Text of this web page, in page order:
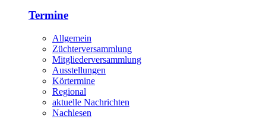
Termine
Allgemein
Züchterversammlung
Mitgliederversammlung
Ausstellungen
Körtermine
Regional
aktuelle Nachrichten
Nachlesen